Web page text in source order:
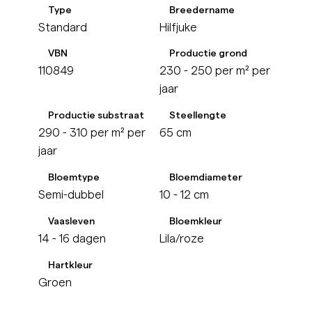
Type
Standard
Breedername
Hilfjuke
VBN
110849
Productie grond
230 - 250 per m² per
jaar
Productie substraat
290 - 310 per m² per
jaar
Steellengte
65 cm
Bloemtype
Semi-dubbel
Bloemdiameter
10 - 12 cm
Vaasleven
14 - 16 dagen
Bloemkleur
Lila/roze
Hartkleur
Groen